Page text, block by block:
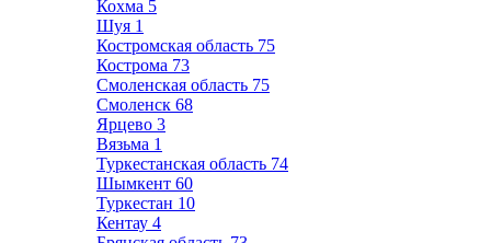
Кохма 5
Шуя 1
Костромская область 75
Кострома 73
Смоленская область 75
Смоленск 68
Ярцево 3
Вязьма 1
Туркестанская область 74
Шымкент 60
Туркестан 10
Кентау 4